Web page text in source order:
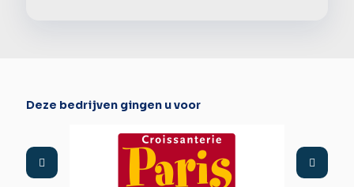
Deze bedrijven gingen u voor